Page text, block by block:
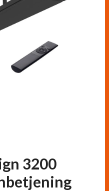
3200